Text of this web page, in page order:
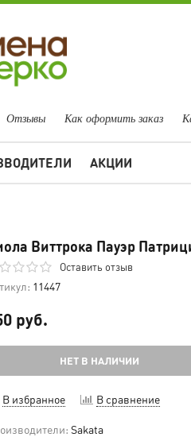
Отзывы Как оформить заказ
АКЦИИ
Виттрока Пауэр
Оставить отзыв
11447
руб.
НЕТ В НАЛИЧИИ
В избранное В сравнение
Sakata